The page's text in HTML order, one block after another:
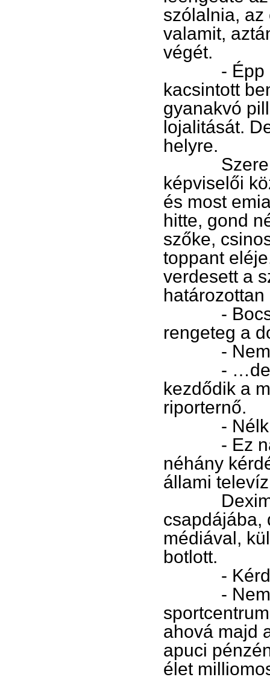
szólalnia, az
valamit,
végét.
- Épp az
kacsintott
gyanakvó
lojalitását.
helyre.
képviselői
és most
hitte, gond
szőke,
toppant
verdesett a
-
rengeteg a
- Nem
- …de a
kezdődik a
riporternő.
-
- Ez
néhány
állami
Deximet
csapdájába,
médiával,
botlott.
-
- Nem
ahová majd
apuci
élet